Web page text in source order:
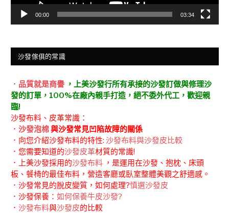
00:00 03:34
沙發傢俱的常識
． 品質就是商譽 ，上美沙發行所有承接的沙發訂做與修理沙
發的訂單，100%在廠內親手打造，絕不委外代工，歡迎親
臨!
沙發布料、皮革常識：
． 沙發泡棉與沙發常見凹陷故障的關係
．向您介紹沙發布料的特性: 沙發布料與沙發皮比較
．您需要知道的沙發皮革材質的常識!
．上美沙發採用的沙發布料 ，是運用在沙發、抱枕、床頭
板、餐椅的最佳布料，營造客廳或臥室整體美觀之舒適感。
．沙發常見的脫皮變質，如何處理?慎選沙發皮
．沙發保養： 如何保養牛皮沙發?
． 沙發布料與沙發皮的比較